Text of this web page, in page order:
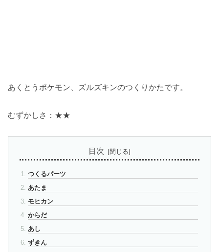
あくとうポケモン、ズルズキンのつくりかたです。
むずかしさ：★★
目次
つくるパーツ
あたま
モヒカン
からだ
あし
ずきん